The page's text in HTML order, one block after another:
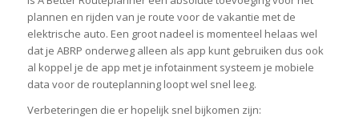
plannen en rijden van je route voor de vakantie met de
elektrische auto. Een groot nadeel is momenteel helaas wel
dat je ABRP onderweg alleen als app kunt gebruiken dus ook
al koppel je de app met je infotainment systeem je mobiele
data voor de routeplanning loopt wel snel leeg.
Verbeteringen die er hopelijk snel bijkomen zijn: